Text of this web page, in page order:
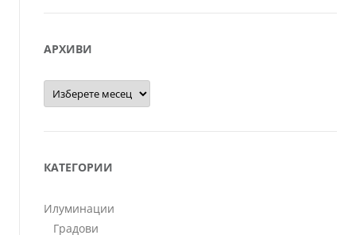
АРХИВИ
Архиви
КАТЕГОРИИ
Илуминации
Градови